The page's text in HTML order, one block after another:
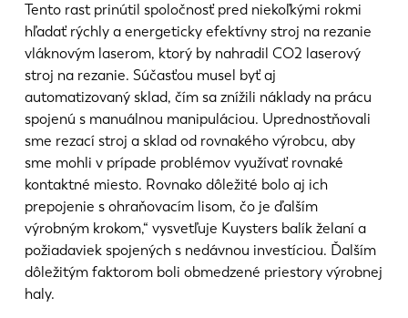
Tento rast prinútil spoločnosť pred niekoľkými rokmi
hľadať rýchly a energeticky efektívny stroj na rezanie
vláknovým laserom, ktorý by nahradil CO2 laserový
stroj na rezanie. Súčasťou musel byť aj
automatizovaný sklad, čím sa znížili náklady na prácu
spojenú s manuálnou manipuláciou. Uprednostňovali
sme rezací stroj a sklad od rovnakého výrobcu, aby
sme mohli v prípade problémov využívať rovnaké
kontaktné miesto. Rovnako dôležité bolo aj ich
prepojenie s ohraňovacím lisom, čo je ďalším
výrobným krokom,“ vysvetľuje Kuysters balík želaní a
požiadaviek spojených s nedávnou investíciou. Ďalším
dôležitým faktorom boli obmedzené priestory výrobnej
haly.